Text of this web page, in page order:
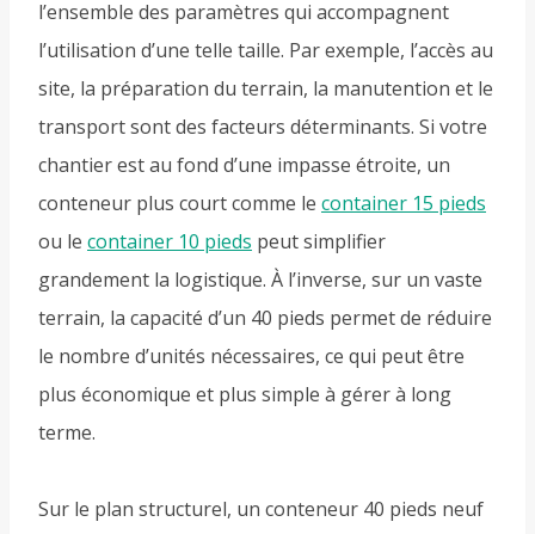
l’ensemble des paramètres qui accompagnent
l’utilisation d’une telle taille. Par exemple, l’accès au
site, la préparation du terrain, la manutention et le
transport sont des facteurs déterminants. Si votre
chantier est au fond d’une impasse étroite, un
conteneur plus court comme le container 15 pieds
ou le container 10 pieds peut simplifier
grandement la logistique. À l’inverse, sur un vaste
terrain, la capacité d’un 40 pieds permet de réduire
le nombre d’unités nécessaires, ce qui peut être
plus économique et plus simple à gérer à long
terme.
Sur le plan structurel, un conteneur 40 pieds neuf